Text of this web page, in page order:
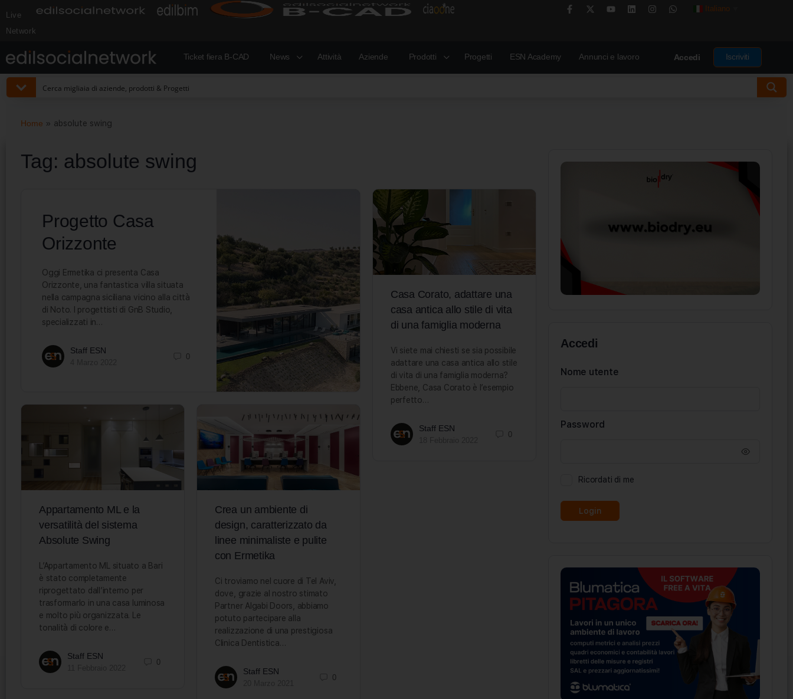
Live
Network
Italiano
Ticket fiera B-CAD News Attività Aziende Prodotti Progetti ESN Academy Annunci e lavoro Accedi Iscriviti
Home » absolute swing
Tag: absolute swing
Progetto Casa
Orizzonte
Oggi Ermetika ci presenta Casa
Orizzonte, una fantastica villa situata
nella campagna siciliana vicino alla città
di Noto. I progettisti di GnB Studio,
specializzati in…
Staff ESN
0
Casa Corato, adattare una
casa antica allo stile di vita
di una famiglia moderna
Vi siete mai chiesti se sia possibile
adattare una casa antica allo stile
di vita di una famiglia moderna?
Ebbene, Casa Corato è l’esempio
perfetto…
Staff ESN
0
Appartamento ML e la
versatilità del sistema
Absolute Swing
L’Appartamento ML situato a Bari
è stato completamente
riprogettato dall’interno per
trasformarlo in una casa luminosa
e molto più organizzata. Le
tonalità di colore e…
Staff ESN
0
Crea un ambiente di
design, caratterizzato da
linee minimaliste e pulite
con Ermetika
Ci troviamo nel cuore di Tel Aviv,
dove, grazie al nostro stimato
Partner Algabi Doors, abbiamo
potuto partecipare alla
realizzazione di una prestigiosa
Clinica Dentistica…
Staff ESN
0
Accedi
Nome utente
Password
Ricordati di me